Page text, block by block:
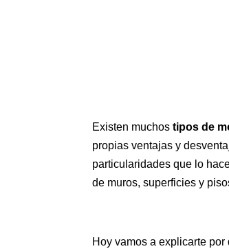
Existen muchostipos de
propias ventajas y
particularidades que lo
de muros, superficies y
Hoy vamos a explicarte por